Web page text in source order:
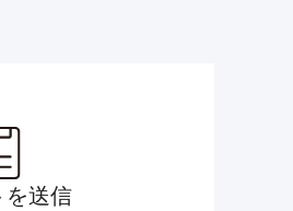
を送信